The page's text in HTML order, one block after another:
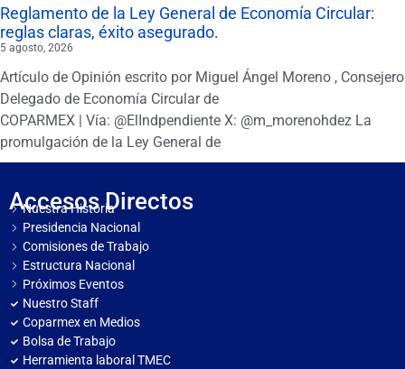
Reglamento de la Ley General de Economía Circular:
reglas claras, éxito asegurado.
5 agosto, 2026
Artículo de Opinión escrito por Miguel Ángel Moreno , Consejero
Delegado de Economía Circular de
COPARMEX | Vía: @ElIndpendiente X: @m_morenohdez La
promulgación de la Ley General de
Accesos Directos
Nuestra Historia
Presidencia Nacional
Comisiones de Trabajo
Estructura Nacional
Próximos Eventos
Nuestro Staff
Coparmex en Medios
Bolsa de Trabajo
Herramienta laboral TMEC